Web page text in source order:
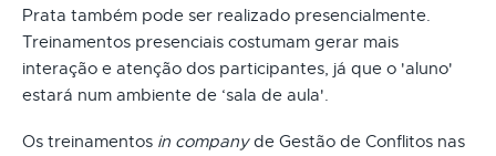
Prata também pode ser realizado presencialmente.
Treinamentos presenciais costumam gerar mais
interação e atenção dos participantes, já que o 'aluno'
estará num ambiente de ‘sala de aula'.
Os treinamentos in companyde Gestão de Conflitos nas